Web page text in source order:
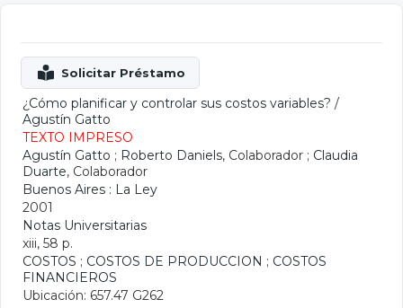
¿Cómo planificar y controlar sus costos variables? /
Agustín Gatto
TEXTO IMPRESO
Agustín Gatto ; Roberto Daniels, Colaborador ; Claudia
Duarte, Colaborador
Buenos Aires : La Ley
2001
Notas Universitarias
xiii, 58 p.
COSTOS ; COSTOS DE PRODUCCION ; COSTOS
FINANCIEROS
Ubicación: 657.47 G262